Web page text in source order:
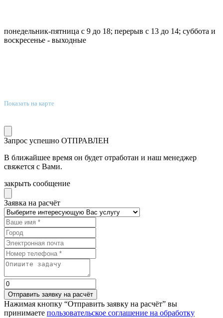
понедельник-пятница с 9 до 18; перерыв с 13 до 14; суббота и
воскресенье - выходные
Показать на карте
Запрос успешно ОТПРАВЛЕН
В ближайшее время он будет отработан и наш менеджер
свяжется с Вами.
закрыть сообщение
Заявка на расчёт
Отправить заявку на расчёт
Нажимая кнопку “Отправить заявку на расчёт” вы
принимаете пользовательское соглашение на обработку